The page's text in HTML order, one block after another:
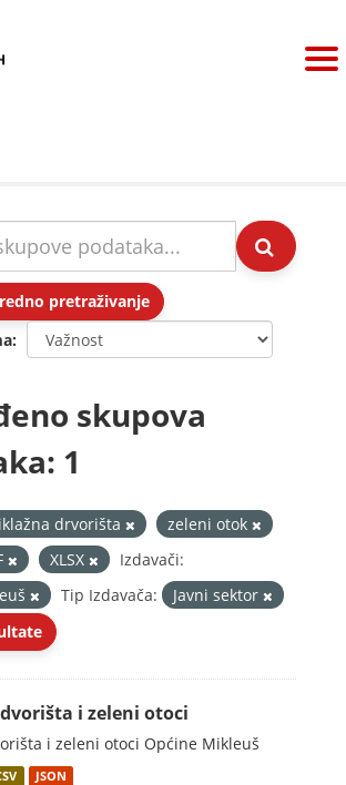
pretraživanje
skupova
1
drvorišta
zeleni otok
XLSX
Izdavači:
Tip Izdavača:
Javni sektor
i zeleni otoci
i zeleni otoci Općine Mikleuš
JSON